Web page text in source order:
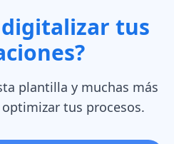
tus
plantilla y muchas más
tus procesos.